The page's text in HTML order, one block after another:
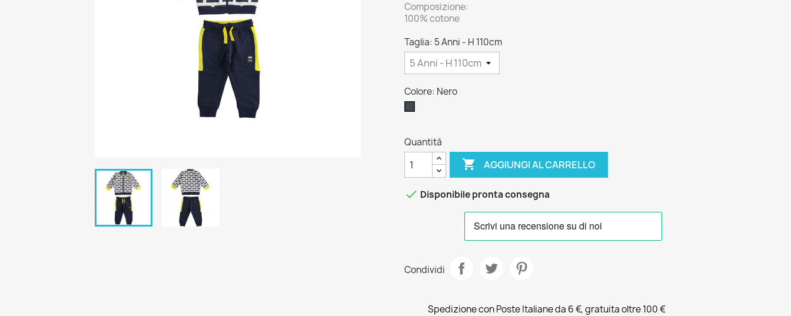
Composizione:
100% cotone
Taglia: 5 Anni - H 110cm
Colore: Nero
Quantità
 AGGIUNGI AL CARRELLO
 Disponibile pronta consegna
Condividi
Spedizione con Poste Italiane da 6 €, gratuita oltre 100 €